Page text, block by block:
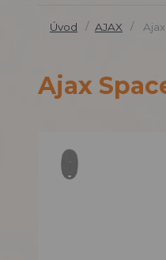
Úvod AJAX
Ajax